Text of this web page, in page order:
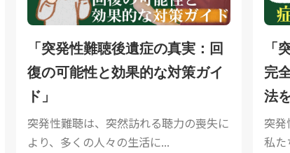
「突発性難聴後遺症の真実：回
復の可能性と効果的な対策ガイ
ド」
突発性難聴は、突然訪れる聴力の喪失に
より、多くの人々の生活に...
「
完
法
突
私た